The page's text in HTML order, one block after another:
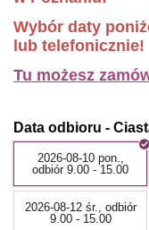
Wybór daty
lub telefonicznie!
Tu możesz
Data odbioru -
2026-08-10 pon.,
odbiór 9.00 - 15.00
2026-08-12 śr., odbiór
9.00 - 15.00